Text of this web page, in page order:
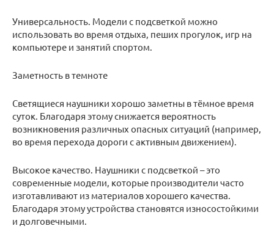
Универсальность. Модели с подсветкой можно
использовать во время отдыха, пеших прогулок, игр на
компьютере и занятий спортом.
Заметность в темноте
Светящиеся наушники хорошо заметны в тёмное время
суток. Благодаря этому снижается вероятность
возникновения различных опасных ситуаций (например,
во время перехода дороги с активным движением).
Высокое качество. Наушники с подсветкой – это
современные модели, которые производители часто
изготавливают из материалов хорошего качества.
Благодаря этому устройства становятся износостойкими
и долговечными.